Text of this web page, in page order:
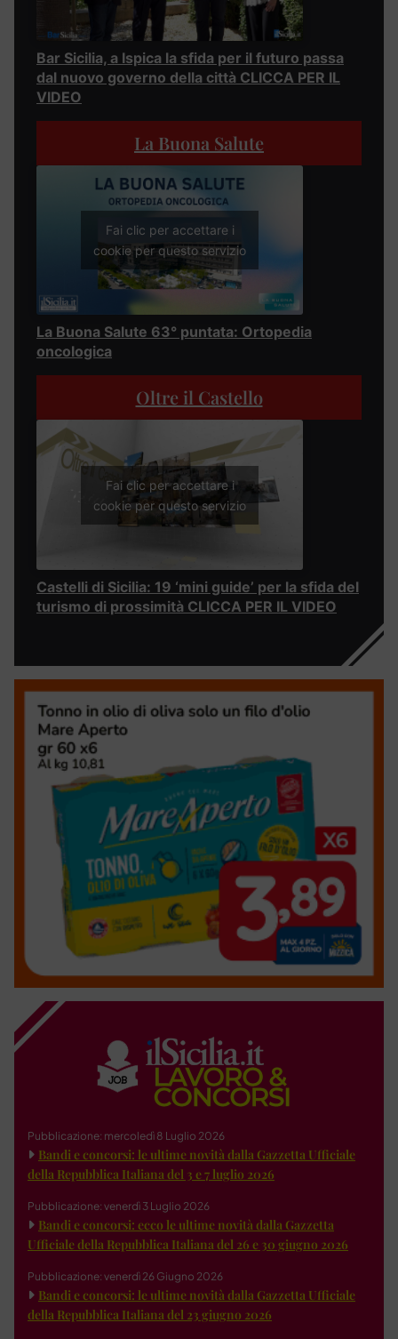
Bar Sicilia, a Ispica la sfida per il futuro passa
dal nuovo governo della città CLICCA PER IL
VIDEO
La Buona Salute
Fai clic per accettare i
cookie per questo servizio
La Buona Salute 63° puntata: Ortopedia
oncologica
Oltre il Castello
Fai clic per accettare i
cookie per questo servizio
Castelli di Sicilia: 19 ‘mini guide’ per la sfida del
turismo di prossimità CLICCA PER IL VIDEO
Pubblicazione: mercoledì 8 Luglio 2026
Bandi e concorsi: le ultime novità dalla Gazzetta Ufficiale
della Repubblica Italiana del 3 e 7 luglio 2026
Pubblicazione: venerdì 3 Luglio 2026
Bandi e concorsi: ecco le ultime novità dalla Gazzetta
Ufficiale della Repubblica Italiana del 26 e 30 giugno 2026
Pubblicazione: venerdì 26 Giugno 2026
Bandi e concorsi: le ultime novità dalla Gazzetta Ufficiale
della Repubblica Italiana del 23 giugno 2026